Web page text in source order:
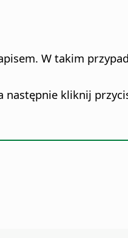
W takim
następnie kliknij